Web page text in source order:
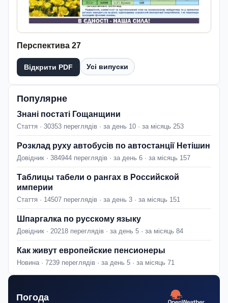
Перспектива 27
Відкрити PDF Усі випуски
Популярне
Знані постаті Гощанщини
Стаття · 30353 переглядів · за день 10 · за місяць 253
Розклад руху автобусів по автостанції Нетішин
Довідник · 384944 переглядів · за день 6 · за місяць 157
Таблицы табели о рангах в Российской
империи
Стаття · 14507 переглядів · за день 3 · за місяць 151
Шпаргалка по русскому языку
Довідник · 20218 переглядів · за день 5 · за місяць 84
Как живут европейские пенсионеры
Новина · 7239 переглядів · за день 5 · за місяць 71
Погода